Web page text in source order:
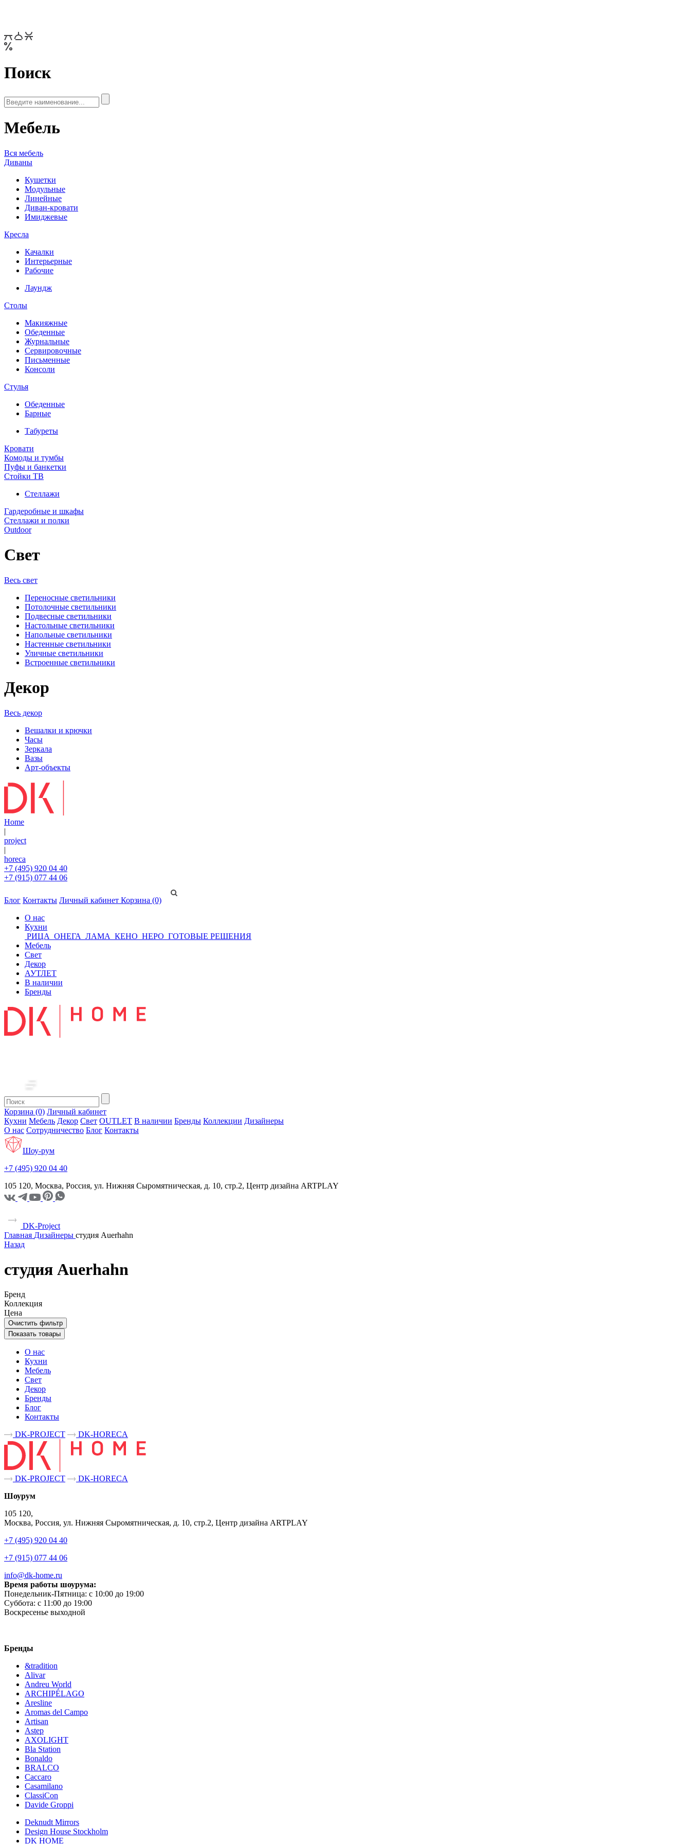
Поиск
Мебель
Вся мебель
Диваны
Кушетки
Модульные
Линейные
Диван-кровати
Имиджевые
Кресла
Качалки
Интерьерные
Рабочие
Лаундж
Столы
Макияжные
Обеденные
Журнальные
Сервировочные
Письменные
Консоли
Стулья
Обеденные
Барные
Табуреты
Кровати
Комоды и тумбы
Пуфы и банкетки
Стойки ТВ
Стеллажи
Гардеробные и шкафы
Стеллажи и полки
Outdoor
Свет
Весь свет
Переносные светильники
Потолочные светильники
Подвесные светильники
Настольные светильники
Напольные светильники
Настенные светильники
Уличные светильники
Встроенные светильники
Декор
Весь декор
Вешалки и крючки
Часы
Зеркала
Вазы
Арт-объекты
Home
|
project
|
horeca
+7 (495) 920 04 40
+7 (915) 077 44 06
Блог Контакты Личный кабинет Корзина (0)
О нас
Кухни
РИЦА ОНЕГА ЛАМА КЕНО НЕРО ГОТОВЫЕ РЕШЕНИЯ
Мебель
Свет
Декор
АУТЛЕТ
В наличии
Бренды
Корзина (0) Личный кабинет
Кухни Мебель Декор Свет OUTLET В наличии Бренды Коллекции Дизайнеры
О нас Сотрудничество Блог Контакты
Шоу-рум
+7 (495) 920 04 40
105 120, Москва, Россия, ул. Нижняя Сыромятническая, д. 10, стр.2, Центр дизайна ARTPLAY
DK-Project
Главная Дизайнеры студия Auerhahn
Назад
студия Auerhahn
Бренд
Коллекция
Цена
Очистить фильтр
Показать товары
О нас
Кухни
Мебель
Свет
Декор
Бренды
Блог
Контакты
DK-PROJECT
DK-HORECA
DK-PROJECT
DK-HORECA
Шоурум
105 120,
Москва, Россия, ул. Нижняя Сыромятническая, д. 10, стр.2, Центр дизайна ARTPLAY
+7 (495) 920 04 40
+7 (915) 077 44 06
info@dk-home.ru
Время работы шоурума:
Понедельник-Пятница: c 10:00 до 19:00
Суббота: c 11:00 до 19:00
Воскресенье выходной
Бренды
&tradition
Alivar
Andreu World
ARCHIPÉLAGO
Aresline
Aromas del Campo
Artisan
Astep
AXOLIGHT
Bla Station
Bonaldo
BRALCO
Caccaro
Casamilano
ClassiCon
Davide Groppi
Deknudt Mirrors
Design House Stockholm
DK HOME